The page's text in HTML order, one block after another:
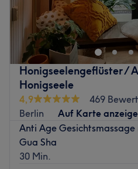
Nach dem Besuch im Studio
Schöneberg, wirst du nicht
Veränderung wahrnehmen.
dein Wohlbefinden getan. Das
tollen Salon ist außerdem,
modernen
Produkten angeboten wird.
Nächste öffentliche
In nur drei Gehminuten
Bulowstraße.
Das Team:
Honigseelengeflüster /
Honigseele
4,9
469
Berlin
Auf Karte
Anti Age Gesichtsmassage
Gua Sha
30 Min.